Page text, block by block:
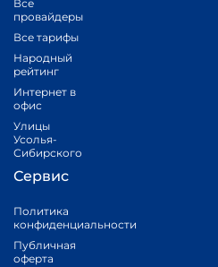
Все
провайдеры
Все тарифы
Народный
рейтинг
Интернет в
офис
Улицы
Усолья-
Сибирского
Сервис
Политика
конфиденциальности
Публичная
оферта